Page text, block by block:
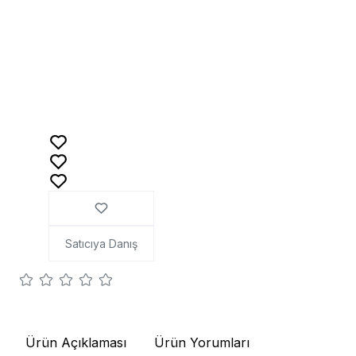
Satıcıya Danış
Ürün Açıklaması Ürün Yorumları